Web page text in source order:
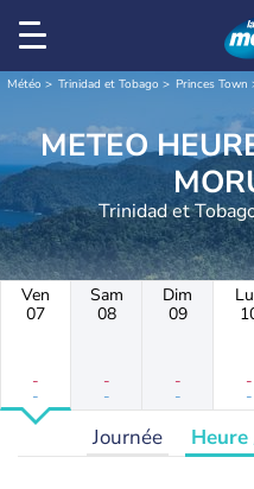
Météo Trinidad et Tobago Princes Town
METEO
Trinidad et
Ven
07
-
-
Sam
08
-
-
Dim
09
-
-
-
-
Journée